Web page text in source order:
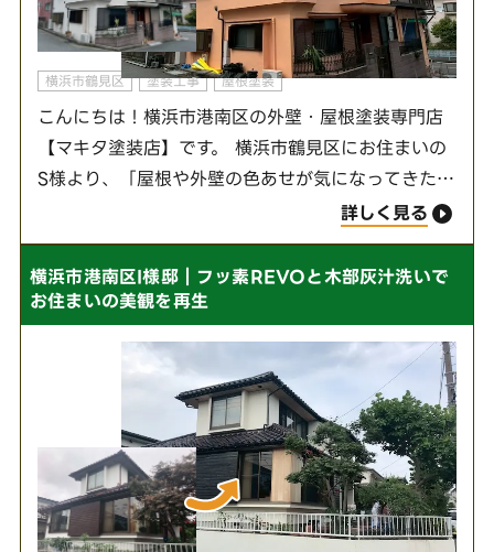
横浜市鶴見区 塗装工事 屋根塗装
こんにちは！横浜市港南区の外壁・屋根塗装専門店
【マキタ塗装店】です。 横浜市鶴見区にお住まいの
S様より、「屋根や外壁の色あせが気になってきたの
で、メンテナンスしたい」とご相談をいただきまし
た。お話を伺うと、見た目の劣化だけでなく、「…
詳しく見る
横浜市港南区I様邸｜フッ素REVOと木部灰汁洗いで
お住まいの美観を再生